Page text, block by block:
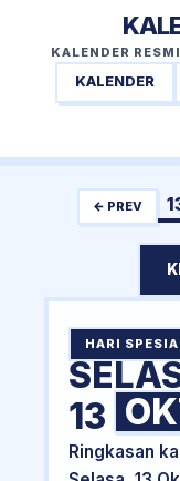
KALENDER
KALENDER
← PREV
HARI
13
Ringkasan